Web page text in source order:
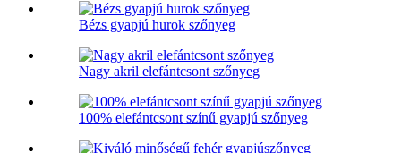
Bézs gyapjú hurok szőnyeg
Nagy akril elefántcsont szőnyeg
100% elefántcsont színű gyapjú szőnyeg